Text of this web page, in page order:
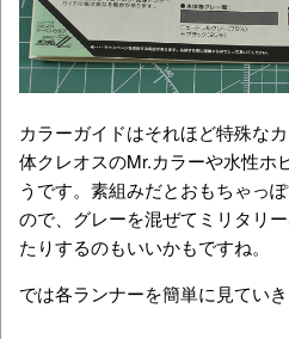
カラーガイドはそれほど特殊な
体クレオスのMr.カラーや水性ホ
うです。素組みだとおもちゃっ
ので、グレーを混ぜてミリタリ
たりするのもいいかもですね。
では各ランナーを簡単に見ていき